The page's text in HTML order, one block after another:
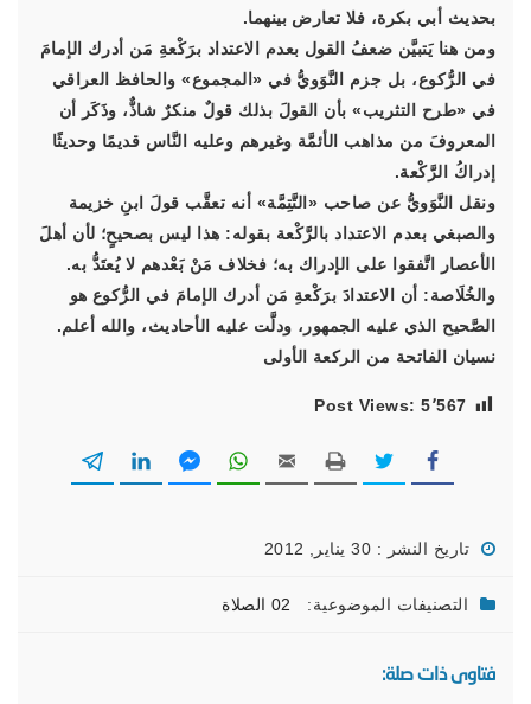
بحديث أبي بكرة، فلا تعارض بينهما.
ومن هنا يَتبيَّن ضعفُ القول بعدم الاعتداد برَكْعةِ مَن أدرك الإمامَ
في الرُّكوع، بل جزم النَّوَويُّ في «المجموع» والحافظ العراقي
في «طرح التثريب» بأن القولَ بذلك قولٌ منكرٌ شاذٌّ، وذَكَر أن
المعروفَ من مذاهب الأئمَّة وغيرهم وعليه النَّاس قديمًا وحديثًا
إدراكُ الرَّكْعة.
ونقل النَّوَويُّ عن صاحب «التَّتِمَّة» أنه تعقَّب قولَ ابنِ خزيمة
والصبغي بعدم الاعتداد بالرَّكْعة بقوله: هذا ليس بصحيحٍ؛ لأن أهلَ
الأعصار اتَّفقوا على الإدراك به؛ فخلاف مَنْ بَعْدهم لا يُعتَدُّ به.
والخُلَاصة: أن الاعتدادَ برَكْعةِ مَن أدرك الإمامَ في الرُّكوع هو
الصَّحيح الذي عليه الجمهور، ودلَّت عليه الأحاديث، والله أعلم.
نسيان الفاتحة من الركعة الأولى
Post Views: 5٬567
تاريخ النشر : 30 يناير, 2012
التصنيفات الموضوعية: 02 الصلاة
فتاوى ذات صلة: